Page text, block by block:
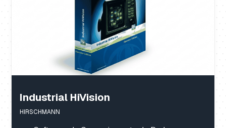
Industrial HiVision
HIRSCHMANN